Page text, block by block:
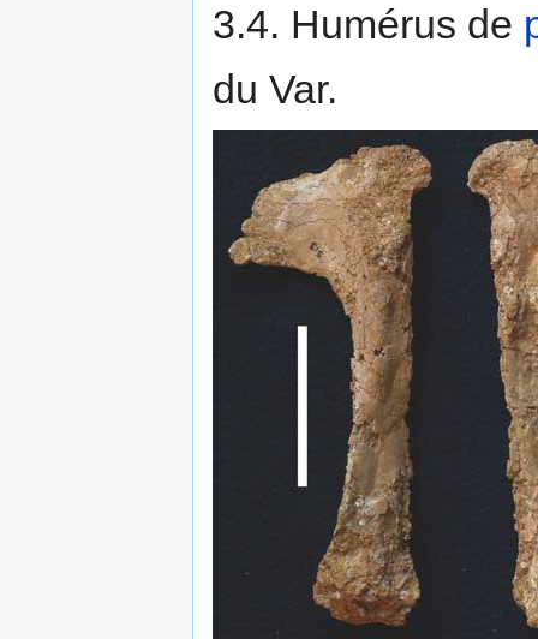
3.4. Humérus de
du Var.